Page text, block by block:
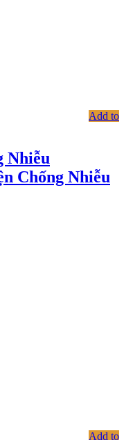
Add to
Nhiễu
Chống Nhiễu
Add to